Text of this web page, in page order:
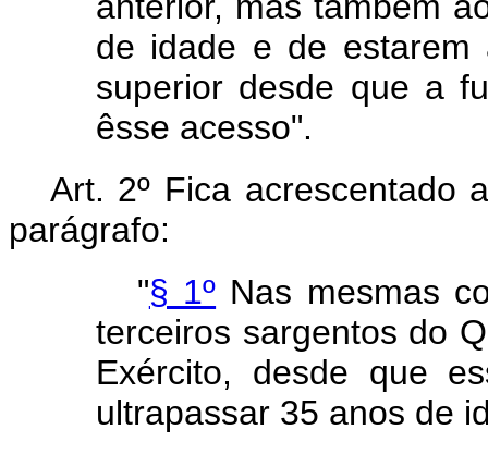
de idade e de estarem
superior desde que a
êsse acesso".
Art. 2º Fica acrescentado
parágrafo:
"§ 1º Nas mesmas
terceiros sargentos do
Exército, desde que
ultrapassar 35 anos de